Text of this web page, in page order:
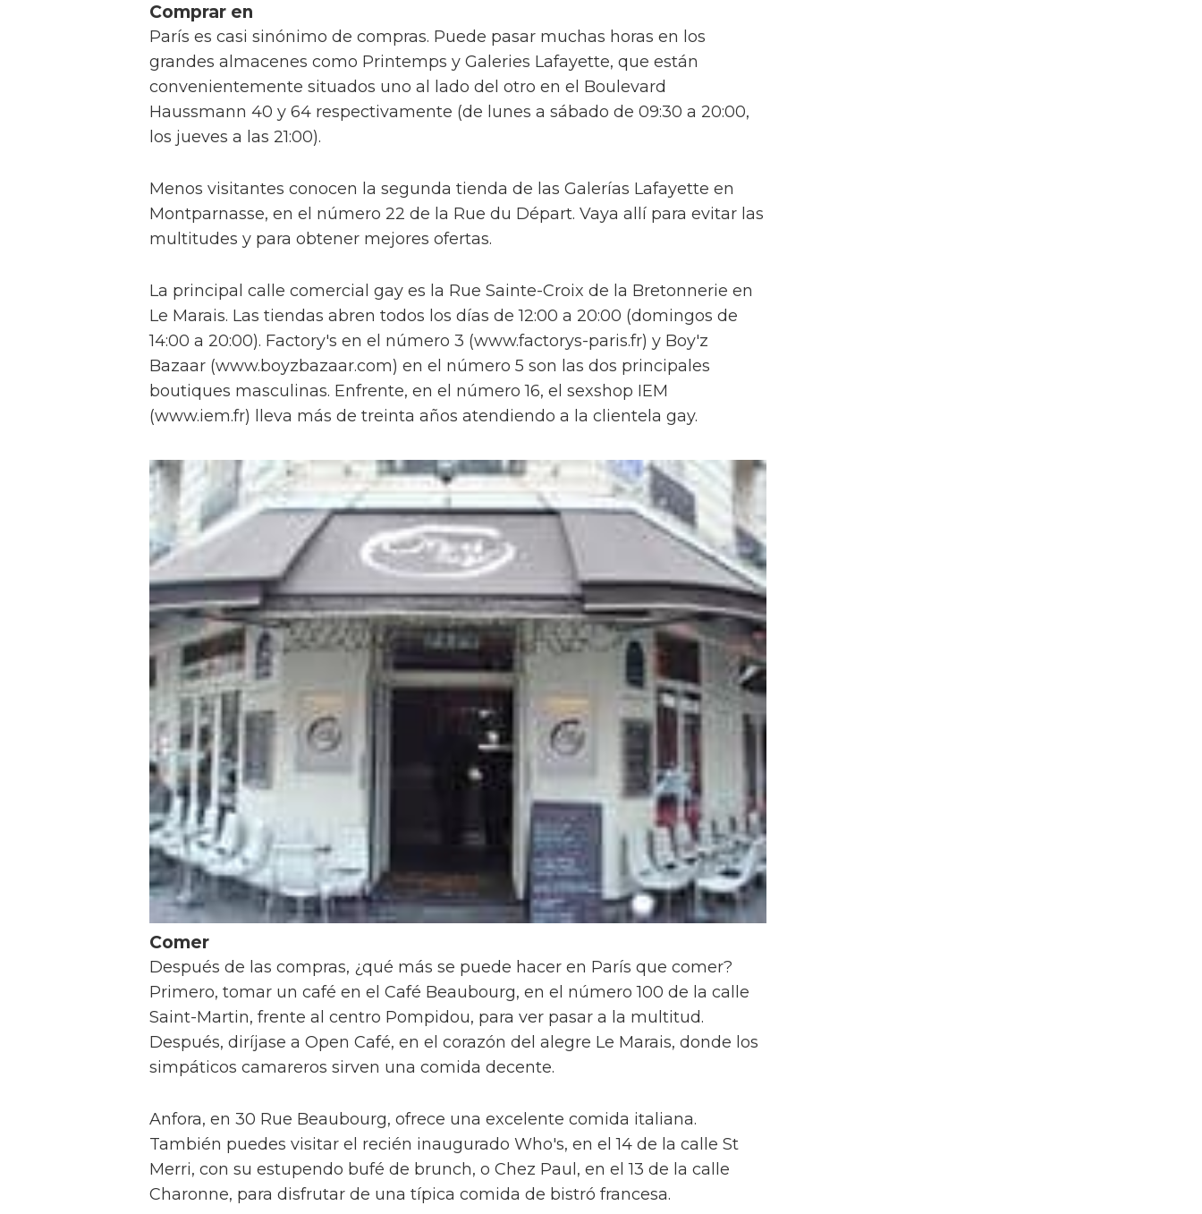
Comprar en
París es casi sinónimo de compras. Puede pasar muchas horas en los
grandes almacenes como Printemps y Galeries Lafayette, que están
convenientemente situados uno al lado del otro en el Boulevard
Haussmann 40 y 64 respectivamente (de lunes a sábado de 09:30 a 20:00,
los jueves a las 21:00).
Menos visitantes conocen la segunda tienda de las Galerías Lafayette en
Montparnasse, en el número 22 de la Rue du Départ. Vaya allí para evitar las
multitudes y para obtener mejores ofertas.
La principal calle comercial gay es la Rue Sainte-Croix de la Bretonnerie en
Le Marais. Las tiendas abren todos los días de 12:00 a 20:00 (domingos de
14:00 a 20:00). Factory's en el número 3 (www.factorys-paris.fr) y Boy'z
Bazaar (www.boyzbazaar.com) en el número 5 son las dos principales
boutiques masculinas. Enfrente, en el número 16, el sexshop IEM
(www.iem.fr) lleva más de treinta años atendiendo a la clientela gay.
Comer
Después de las compras, ¿qué más se puede hacer en París que comer?
Primero, tomar un café en el Café Beaubourg, en el número 100 de la calle
Saint-Martin, frente al centro Pompidou, para ver pasar a la multitud.
Después, diríjase a Open Café, en el corazón del alegre Le Marais, donde los
simpáticos camareros sirven una comida decente.
Anfora, en 30 Rue Beaubourg, ofrece una excelente comida italiana.
También puedes visitar el recién inaugurado Who's, en el 14 de la calle St
Merri, con su estupendo bufé de brunch, o Chez Paul, en el 13 de la calle
Charonne, para disfrutar de una típica comida de bistró francesa.